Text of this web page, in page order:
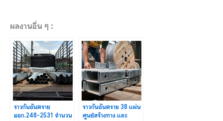
ผลงานอื่น ๆ :
ราวกันอันตราย
มอก.248-2531 จำนวน
ราวกันอันตราย 38 แผ่น
ศูนย์สร้างทาง และ